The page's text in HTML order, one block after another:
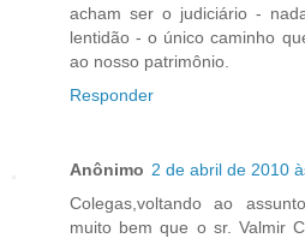
acham ser o judiciário -
lentidão - o único caminho
ao nosso patrimônio.
Responder
Anônimo 2 de abril de 2010
Colegas,voltando ao
muito bem que o sr. Valmir